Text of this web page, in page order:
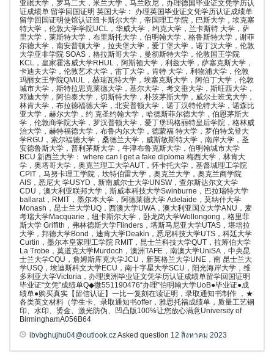
亚眠大学，罗马二大，米兰大学，马兰欧尼，办理德国毕业证文凭学历认
证成绩单 留学回国证明 英国大学： 办理英国毕业证文凭学历认证成绩单
留学回国证明使馆认证纽卡斯尔大学，帝国理工学院，巴斯大学，埃克塞
特大学，伦敦大学学院UCL，华威大学，约克大学，兰卡斯特 大学，萨
里大学，莱斯特大学，布里斯托大学，伯明翰大学，格鲁斯特大学，谢菲
尔德大学，南安普顿大学，拉夫堡大学，爱丁堡大学，诺丁汉大学，伦敦
大学亚非学院 SOAS，格拉斯哥大学，曼彻斯特大学，伦敦国王学院
KCL，皇家霍洛威大学RHUL，阿斯顿大学，利兹大学，萨塞克斯大学，
卡迪夫大学，伦敦艺术大学，雷丁大学，肯特 大学，利物浦大学，伦敦
玛丽女王学院QMUL，赫瑞瓦特大学，埃塞克斯大学，阿伯丁大学，伦敦
城市大学，斯特拉思克莱德大学，基尔大学，考文垂大学，斯旺西大学，
邓迪大学，阿伯泰大学，切斯特大学，朴茨茅斯大学，威尔士班戈大学，
林肯大学，布拉德福德大学，北安普顿大学，诺丁汉特伦特大学，诺森比
亚大学，赫尔大学，约 克圣约翰大学，哈德斯菲尔德大学，伯恩茅斯大
学，伦敦商学院大学，罗汉普顿大学，爱丁堡玛格丽特皇后学院，格林威
治大学，赫特福德大学，布鲁内尔大学，德蒙福 特大学，罗伯特戈登大
学RGU，索尔福德大学，桑德兰大学，威斯敏斯特大学，南岸大学，圣
安德鲁斯大学，普利茅斯大学，牛津布鲁克斯大学，伯明翰城市大学
BCU 新西兰大学： where can I get a fake diploma 梅西大学，林肯大
学，奥塔哥大学，奥克兰理工大学AUT，怀卡托大学，基督城理工学院
CPIT，马努卡理工学院，坎特伯雷大学，奥克兰大学，奥克兰商学院
AIS，悉尼大 学USYD，新南威尔士大学UNSW，查尔斯达尔文大学
CDU，澳大利亚联邦大学，斯威本科技大学Swinburne，巴拉瑞特大学
ballarat，RMIT，墨尔本大学，阿德莱德大学 Adelaide，莫纳什大学
Monash，昆士兰大学UQ，西澳大学UWA，澳大利亚国立大学ANU，麦
考瑞大学Macquarie，纽卡斯尔大学，卧龙岗大学Wollongong，格里菲
斯大学 Griffith，弗林德斯大学Flinders，塔斯马尼亚大学UTAS，堪培拉
大学，邦德大学Bond，迪肯大学Deakin，悉尼科技大学UTS，科廷大学
Curtin，墨尔本皇家理工学院 RMIT，昆士兰科技大学QUT，拉筹伯大学
La Trobe，莫道克大学Murdoch，澳洲TAFE，南澳大学UniSA，中央昆
士兰大学CQU，詹姆斯库克大学JCU，新英格兰大学UNE，南 昆士兰大
学USQ，埃迪斯科文大学ECU，南十字星大学SCU，阳光海岸大学，维
多利亚大学Victoria，办理澳洲毕业证文凭学历认证成绩单留学回国证明
毕业证“文凭”成绩单Q◆微551190476“办理”伯明翰大学UoB●毕业证●成
绩单●购买真实【留信认证】一比一复刻在读证明，录取通知书制作 ，★
各类英文材料（学生卡、录取通知书offer，雅思托福成绩单，质量工艺钢
印、水印、烫金、激光防伪、凹凸版100%让您放心满意University of
BirminghamA056B64
ibvbghujhu04@outlook.czAsked question 12 สิงหาคม 2023